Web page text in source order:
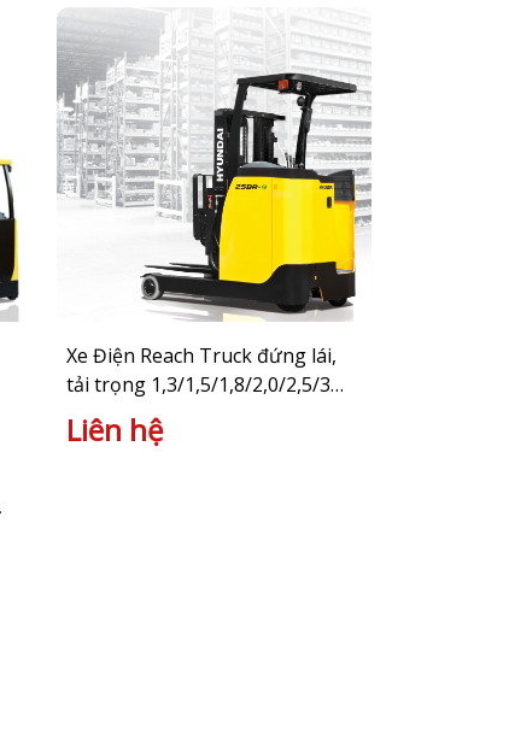
Xe Điện Reach Truck đứng lái,
tải trọng 1,3/1,5/1,8/2,0/2,5/3
tấn
Liên hệ